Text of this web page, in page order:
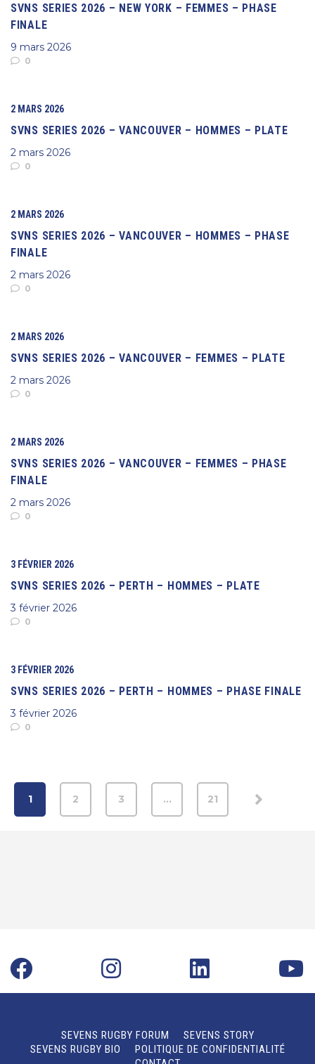
SVNS SERIES 2026 – NEW YORK – FEMMES – PHASE
FINALE
9 mars 2026
0
2 MARS 2026
SVNS SERIES 2026 – VANCOUVER – HOMMES – PLATE
2 mars 2026
0
2 MARS 2026
SVNS SERIES 2026 – VANCOUVER – HOMMES – PHASE
FINALE
2 mars 2026
0
2 MARS 2026
SVNS SERIES 2026 – VANCOUVER – FEMMES – PLATE
2 mars 2026
0
2 MARS 2026
SVNS SERIES 2026 – VANCOUVER – FEMMES – PHASE
FINALE
2 mars 2026
0
3 FÉVRIER 2026
SVNS SERIES 2026 – PERTH – HOMMES – PLATE
3 février 2026
0
3 FÉVRIER 2026
SVNS SERIES 2026 – PERTH – HOMMES – PHASE FINALE
3 février 2026
0
1 2 3 … 21
SEVENS RUGBY FORUM
SEVENS STORY
SEVENS RUGBY BIO
POLITIQUE DE CONFIDENTIALITÉ